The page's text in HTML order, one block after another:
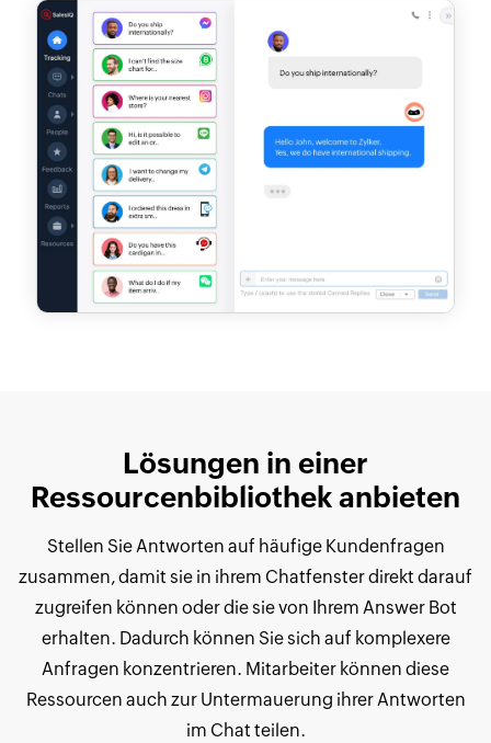
Lösungen in einer
Ressourcenbibliothek anbieten
Stellen Sie Antworten auf häufige Kundenfragen
zusammen, damit sie in ihrem Chatfenster direkt darauf
zugreifen können oder die sie von Ihrem Answer Bot
erhalten. Dadurch können Sie sich auf komplexere
Anfragen konzentrieren. Mitarbeiter können diese
Ressourcen auch zur Untermauerung ihrer Antworten
im Chat teilen.